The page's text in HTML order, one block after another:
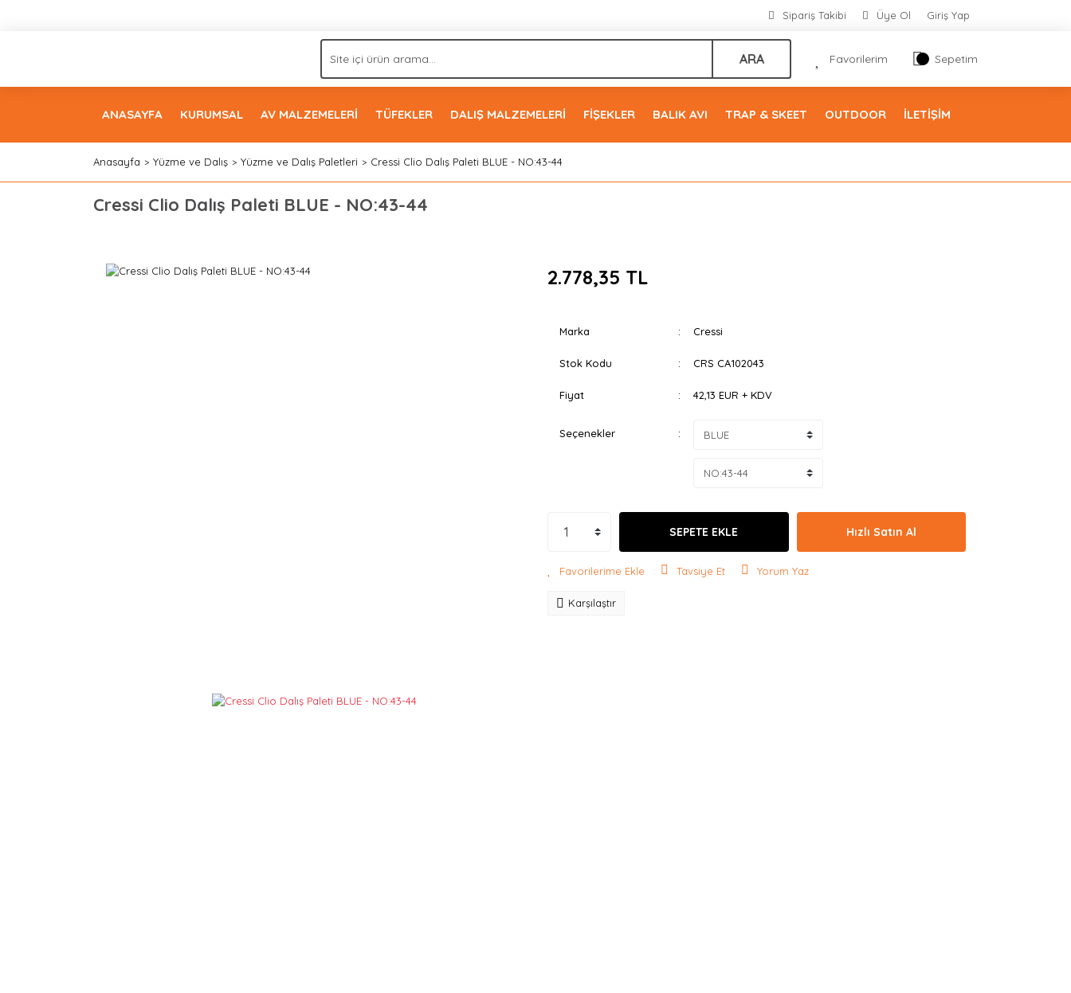
Sipariş Takibi Üye Ol Giriş Yap
ARA Favorilerim Sepetim
ANASAYFA KURUMSAL AV MALZEMELERİ TÜFEKLER DALIŞ MALZEMELERİ FİŞEKLER BALIK AVI TRAP & SKEET OUTDOOR İLETİŞİM
Anasayfa Yüzme ve Dalış Yüzme ve Dalış Paletleri Cressi Clio Dalış Paleti BLUE - NO:43-44
Cressi Clio Dalış Paleti BLUE - NO:43-44
2.778,35 TL
Marka Cressi
Stok Kodu CRS CA102043
Fiyat 42,13 EUR + KDV
Seçenekler
SEPETE EKLE Hızlı Satın Al
Tavsiye Et Yorum Yaz
Karşılaştır